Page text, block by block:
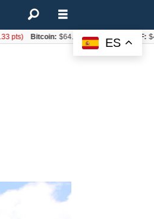
ES
Bitcoin: $64.600,08 (+2.93%)